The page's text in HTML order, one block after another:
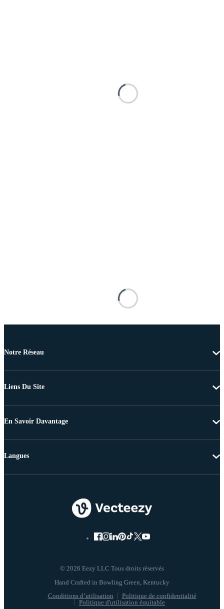
Notre Réseau
Liens Du Site
En Savoir Davantage
© 2026 Eezy LLC Tous droits réservés
Conditions d’utilisation
Politique de confidentialité
Politique d'utilisation équitable
Langues